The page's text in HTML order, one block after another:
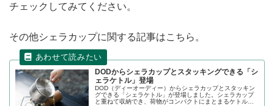
チェックしてみてください。
その他シェラカップに関する記事はこちら。
DODからシェラカップとスタッキングできる「シ
ェラケトル」登場
DOD（ディーオーディー）からシェラカップとスタッキン
グできる「シェラケトル」が登場しました。シェラカップ
と重ねて収納でき、荷物がコンパクトにまとまるケトル